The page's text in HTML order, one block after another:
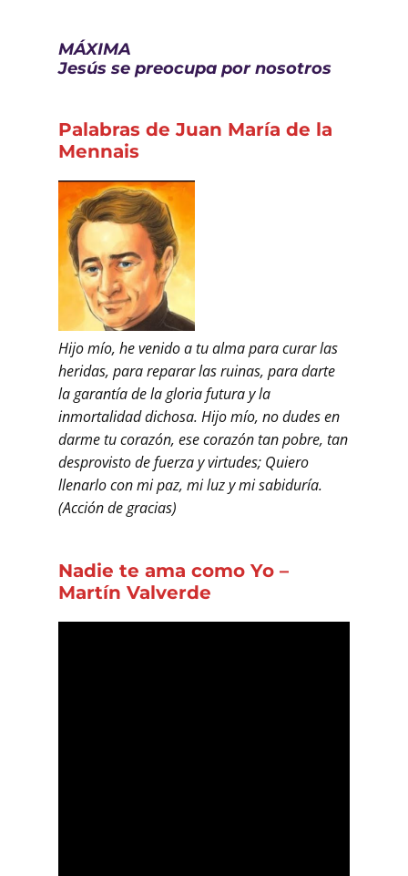
MÁXIMA
Jesús se preocupa por nosotros
Palabras de Juan María de la
Mennais
Hijo mío, he venido a tu alma para curar las
heridas, para reparar las ruinas, para darte
la garantía de la gloria futura y la
inmortalidad dichosa. Hijo mío, no dudes en
darme tu corazón, ese corazón tan pobre, tan
desprovisto de fuerza y virtudes; Quiero
llenarlo con mi paz, mi luz y mi sabiduría.
(Acción de gracias)
Nadie te ama como Yo –
Martín Valverde